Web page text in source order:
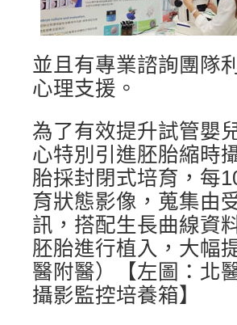
並且有專業諮詢團隊
心理支援。
為了有效提升試管嬰
心特別引進胚胎縮時
胎採封閉式培育，每
育狀態影像，蒐集由
訊，搭配生長曲線資
胚胎進行植入，大幅
醫附醫）【左圖：北
攝影監控培養箱】